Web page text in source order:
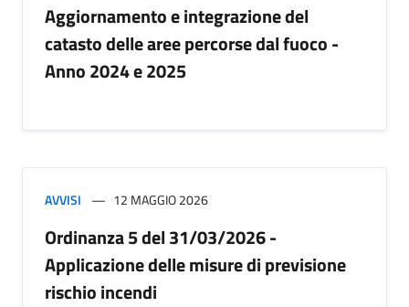
Aggiornamento e integrazione del
catasto delle aree percorse dal fuoco -
Anno 2024 e 2025
AVVISI 12 MAGGIO 2026
Ordinanza 5 del 31/03/2026 -
Applicazione delle misure di previsione
rischio incendi